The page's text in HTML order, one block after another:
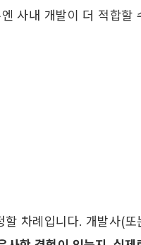
사내 개발이 더 적합할
차례입니다. 개발사(